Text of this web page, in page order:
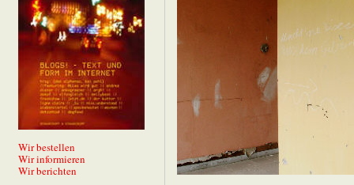
Wir bestellen
Wir informieren
Wir berichten